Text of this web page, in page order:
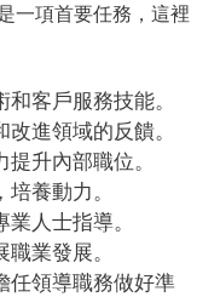
一項首要任務，這裡
和客戶服務技能。
進領域的反饋。
提升內部職位。
培養動力。
業人士指導。
職業發展。
任領導職務做好準